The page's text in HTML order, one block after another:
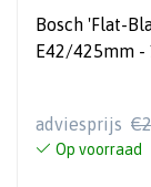
Bosch 'Flat-
E42/425mm -
adviesprijs
Op voorraad